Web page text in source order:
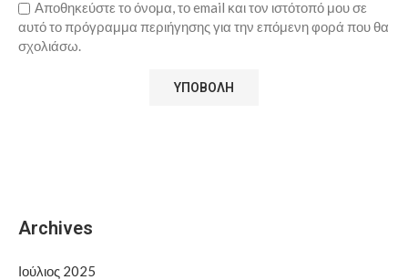
Αποθηκεύστε το όνομα, το email και τον ιστότοπό μου σε
αυτό το πρόγραμμα περιήγησης για την επόμενη φορά που θα
σχολιάσω.
Archives
Ιούλιος 2025